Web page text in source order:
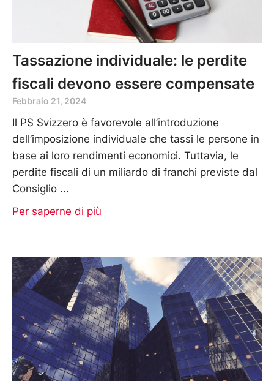
Tassazione individuale: le perdite
fiscali devono essere compensate
Febbraio 21, 2024
Il PS Svizzero è favorevole all’introduzione
dell’imposizione individuale che tassi le persone in
base ai loro rendimenti economici. Tuttavia, le
perdite fiscali di un miliardo di franchi previste dal
Consiglio
Per saperne di più